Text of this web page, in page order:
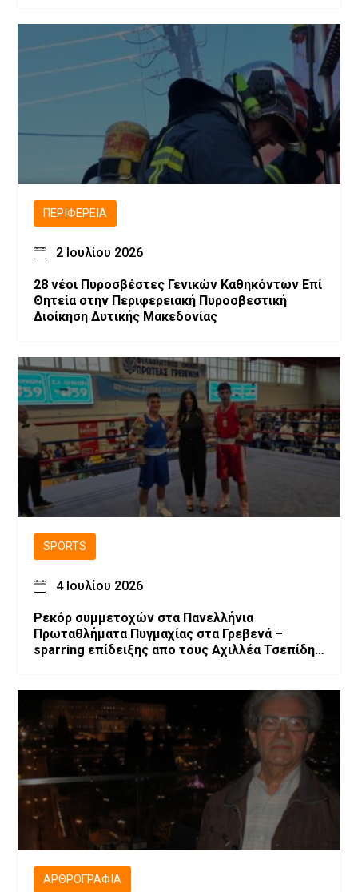
ΠΕΡΙΦΈΡΕΙΑ
2 Ιουλίου 2026
28 νέοι Πυροσβέστες Γενικών Καθηκόντων Επί
Θητεία στην Περιφερειακή Πυροσβεστική
Διοίκηση Δυτικής Μακεδονίας
SPORTS
4 Ιουλίου 2026
Ρεκόρ συμμετοχών στα Πανελλήνια
Πρωταθλήματα Πυγμαχίας στα Γρεβενά –
sparring επίδειξης απο τους Αχιλλέα Τσεπίδη
ΑΡΘΡΟΓΡΑΦΊΑ